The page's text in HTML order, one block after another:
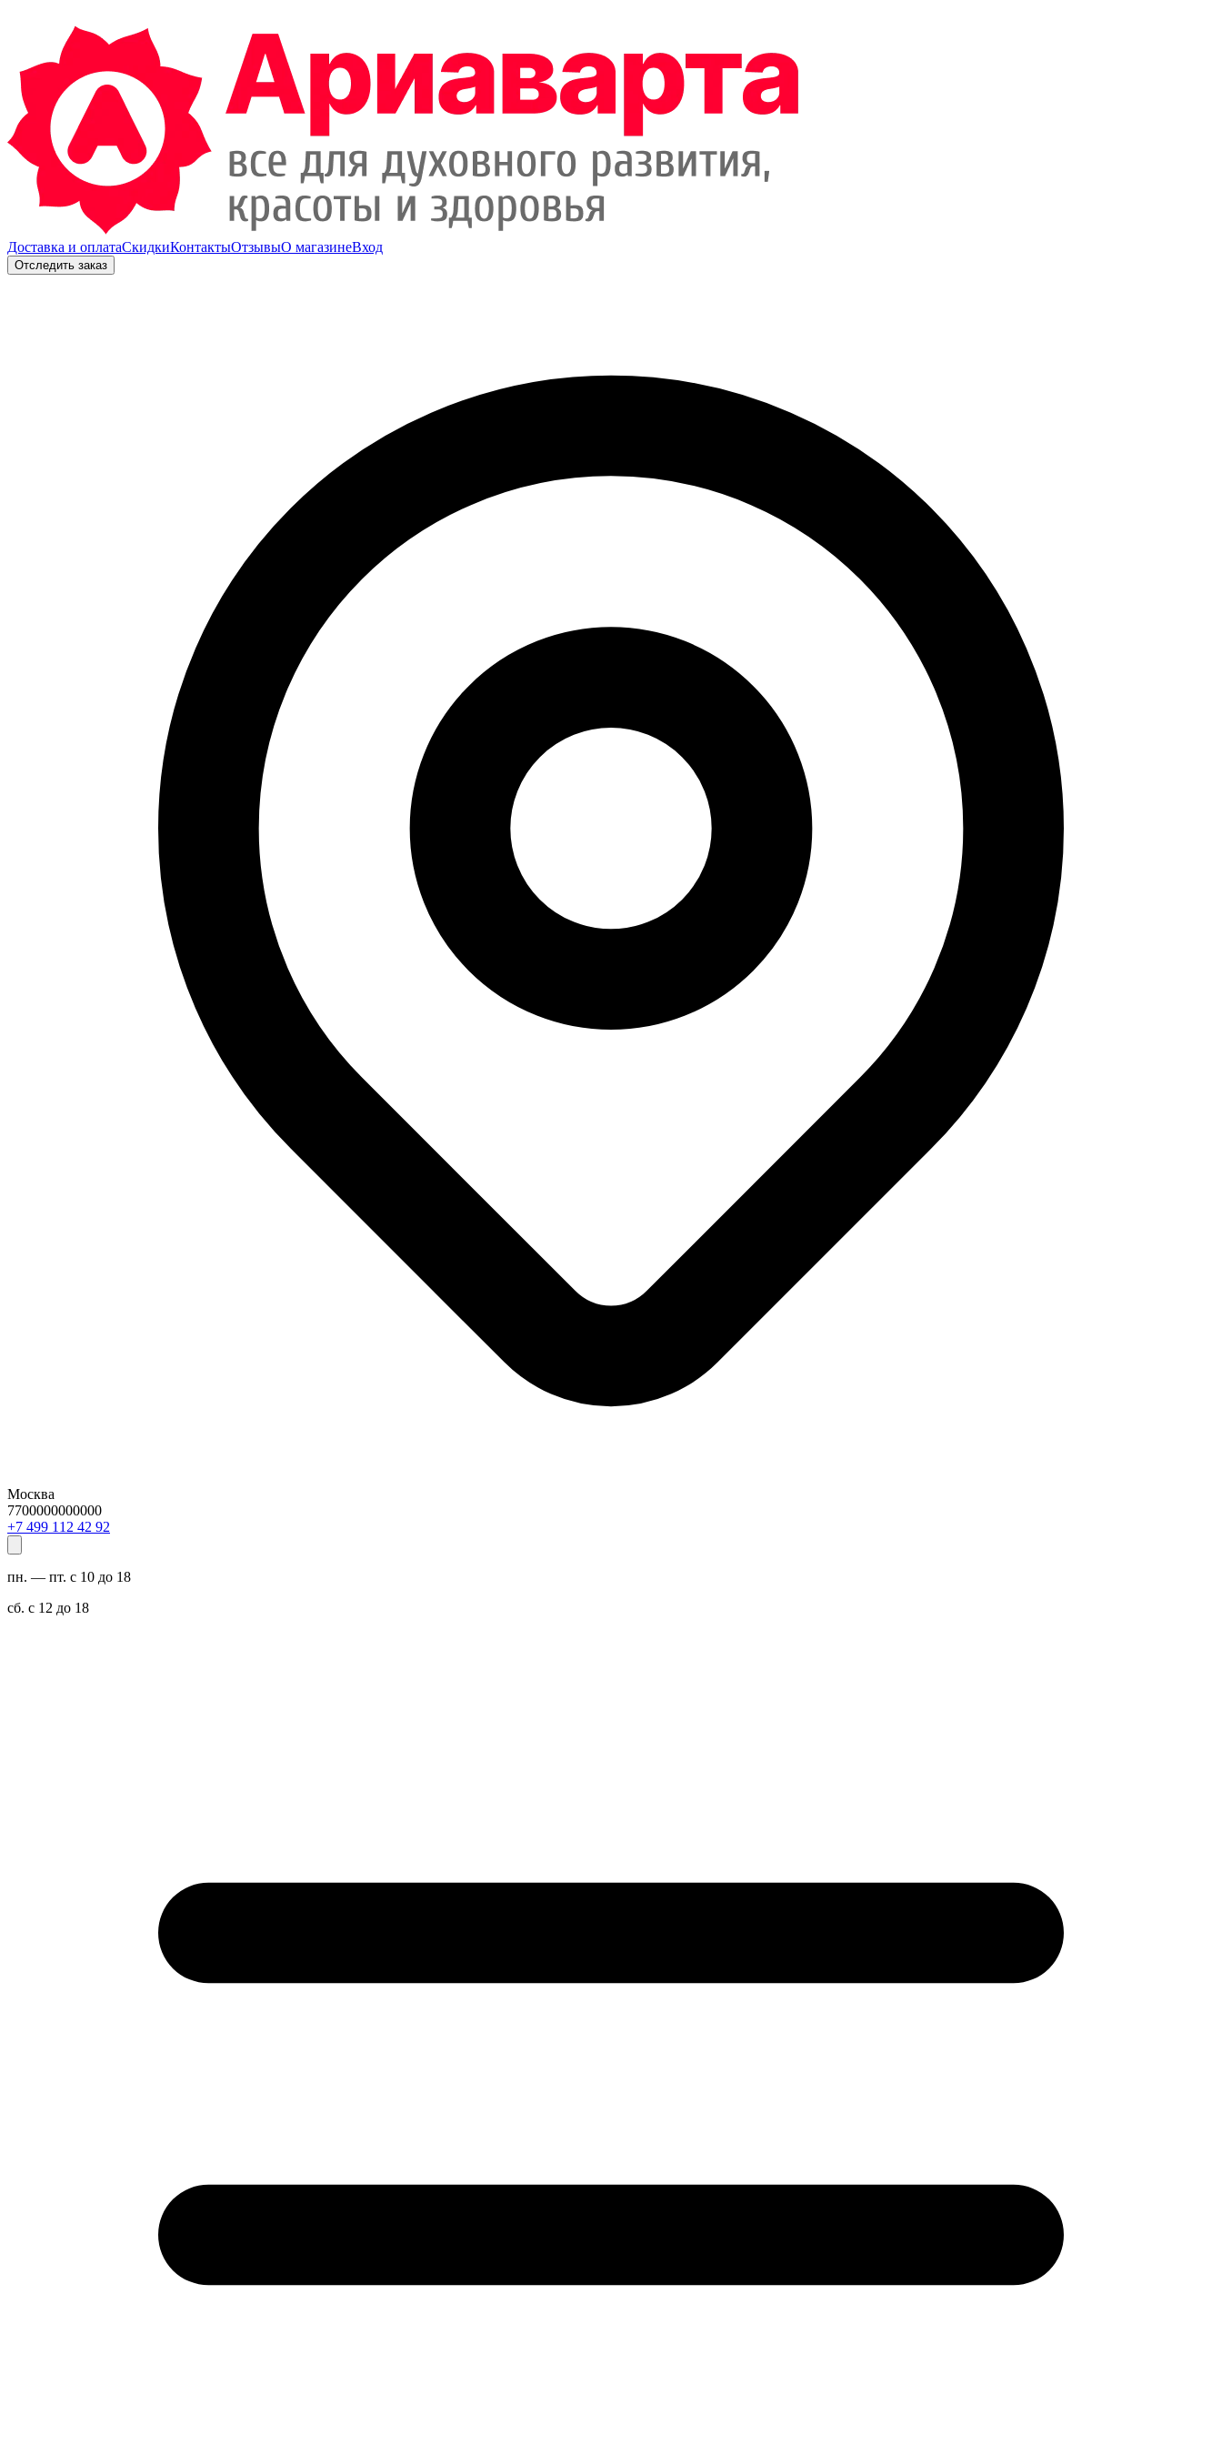
Доставка и оплатаСкидкиКонтактыОтзывыО магазинеВход
Отследить заказ
Москва
7700000000000
29 24 211 994 7+
пн. — пт. с 10 до 18
сб. с 12 до 18